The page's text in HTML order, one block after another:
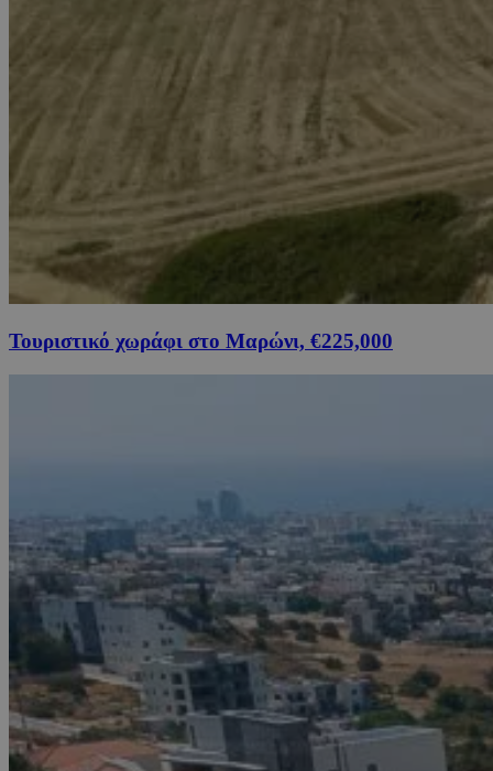
Τουριστικό χωράφι στο Μαρώνι, €225,000